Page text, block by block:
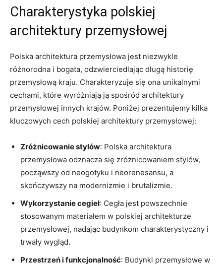
Charakterystyka polskiej
architektury przemysłowej
Polska architektura przemysłowa jest niezwykle
różnorodna i bogata, odzwierciedlając długą historię
przemysłową kraju. Charakteryzuje się ona unikalnymi
cechami, które wyróżniają ją spośród architektury
przemysłowej innych krajów. Poniżej prezentujemy kilka
kluczowych cech polskiej architektury przemysłowej:
Zróżnicowanie stylów: Polska architektura
przemysłowa odznacza się zróżnicowaniem stylów,
począwszy od neogotyku i neorenesansu, a
skończywszy na modernizmie i brutalizmie.
Wykorzystanie cegieł: Cegła jest powszechnie
stosowanym materiałem w polskiej architekturze
przemysłowej, nadając budynkom charakterystyczny i
trwały wygląd.
Przestrzeń i funkcjonalność: Budynki przemysłowe w